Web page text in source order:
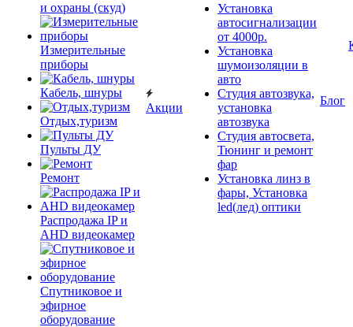
и охраны (скуд)
Измерительные
приборы
Кабель, шнуры
Отдых,туризм
Пульты ДУ
Ремонт
Распродажа IP и
AHD видеокамер
Спутниковое и
эфирное
оборудование
Акции
Установка
автосигнализации
от 4000р.
Установка
шумоизоляции в
авто
Студия автозвука,
установка
автозвука
Студия автосвета,
Тюнинг и ремонт
фар
Установка линз в
фары, Установка
led(лед) оптики
Блог